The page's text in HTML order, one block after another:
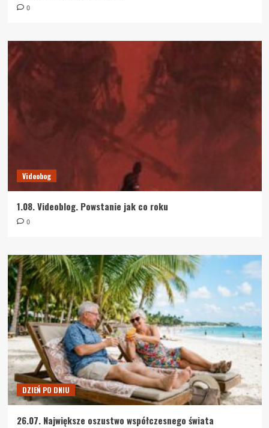
0
Videobog
1.08. Videoblog. Powstanie jak co roku
0
DZIEŃ PO DNIU
26.07. Największe oszustwo współczesnego świata